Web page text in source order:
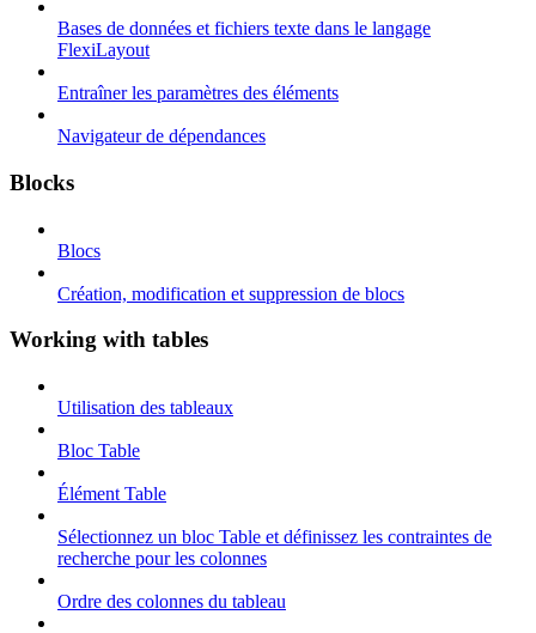
Bases de données et fichiers texte dans le langage
FlexiLayout
Entraîner les paramètres des éléments
Navigateur de dépendances
Blocks
Blocs
Création, modification et suppression de blocs
Working with tables
Utilisation des tableaux
Bloc Table
Élément Table
Sélectionnez un bloc Table et définissez les contraintes de
recherche pour les colonnes
Ordre des colonnes du tableau